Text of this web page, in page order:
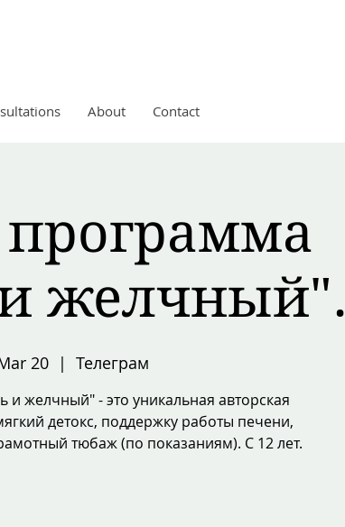
About Contact
программа
желчный".
20
  |
Телеграм
желчный" - это уникальная авторская
детокс, поддержку работы печени,
тюбаж (по показаниям). С 12 лет.